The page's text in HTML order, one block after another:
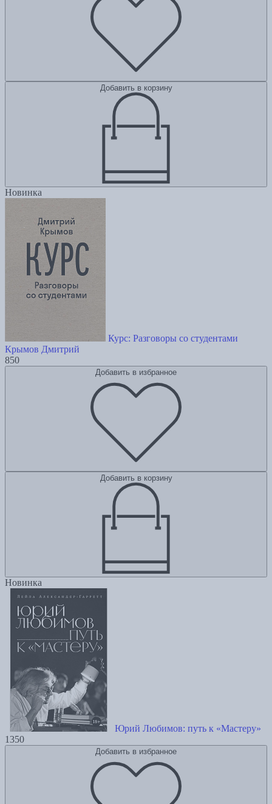
Добавить в корзину
Новинка
Курс: Разговоры со студентами
Крымов Дмитрий
850
Добавить в избранное
Добавить в корзину
Новинка
Юрий Любимов: путь к «Мастеру»
1350
Добавить в избранное